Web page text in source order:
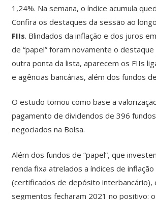
1,24%. Na semana, o índice acumula
Confira os destaques da sessão ao
FIIs. Blindados da inflação e dos juros
de “papel” foram novamente o
outra ponta da lista, aparecem os FIIs
e agências bancárias, além dos fundos
O estudo tomou como base a
pagamento de dividendos de 396
negociados na Bolsa.
Além dos fundos de “papel”, que
renda fixa atrelados a índices de inflação
(certificados de depósito interbancário),
segmentos fecharam 2021 no positivo: